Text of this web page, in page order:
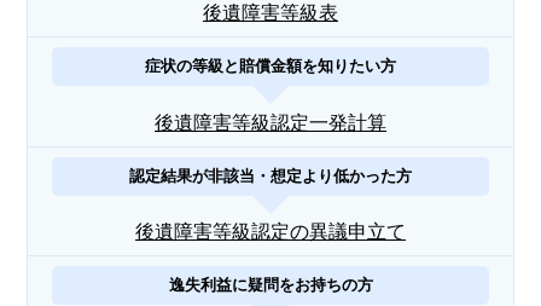
後遺障害等級表
症状の等級と賠償金額を知りたい方
後遺障害等級認定一発計算
認定結果が非該当・想定より低かった方
後遺障害等級認定の異議申立て
逸失利益に疑問をお持ちの方